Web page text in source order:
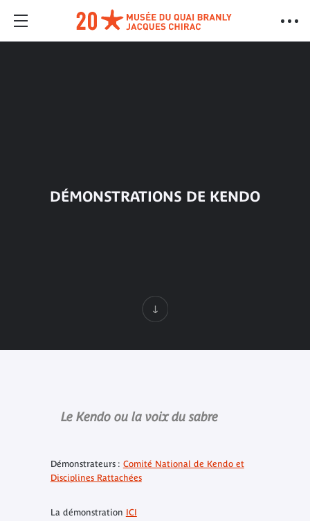
DÉMONSTRATIONS DE KENDO
Le Kendo ou la voix du sabre
Démonstrateurs : Comité National de Kendo et
Disciplines Rattachées
La démonstration ICI